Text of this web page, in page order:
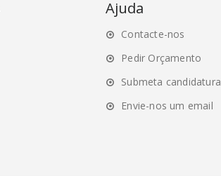
Ajuda
Contacte-nos
Pedir Orçamento
Submeta candidatura
Envie-nos um email